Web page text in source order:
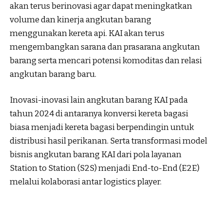
akan terus berinovasi agar dapat meningkatkan
volume dan kinerja angkutan barang
menggunakan kereta api. KAI akan terus
mengembangkan sarana dan prasarana angkutan
barang serta mencari potensi komoditas dan relasi
angkutan barang baru.
Inovasi-inovasi lain angkutan barang KAI pada
tahun 2024 di antaranya konversi kereta bagasi
biasa menjadi kereta bagasi berpendingin untuk
distribusi hasil perikanan. Serta transformasi model
bisnis angkutan barang KAI dari pola layanan
Station to Station (S2S) menjadi End-to-End (E2E)
melalui kolaborasi antar logistics player.